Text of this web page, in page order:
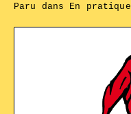
Paru dans En pratique